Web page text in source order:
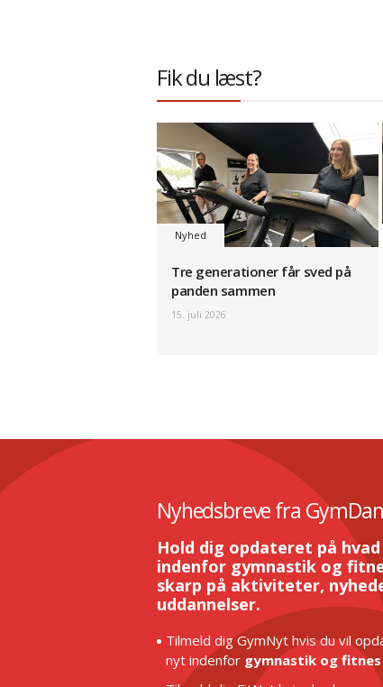
Fik du læst?
Nyhed
Tre generationer får sved på
panden sammen
15. juli 2026
Nyhedsbreve fra
Hold dig opdateret på
indenfor gymnastik og
skarp på aktiviteter,
uddannelser.
Tilmeld dig GymNyt hvis du vil
nyt indenfor gymnastik og fitnes